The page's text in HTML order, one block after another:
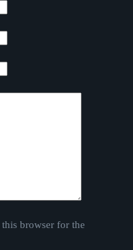
browser for the